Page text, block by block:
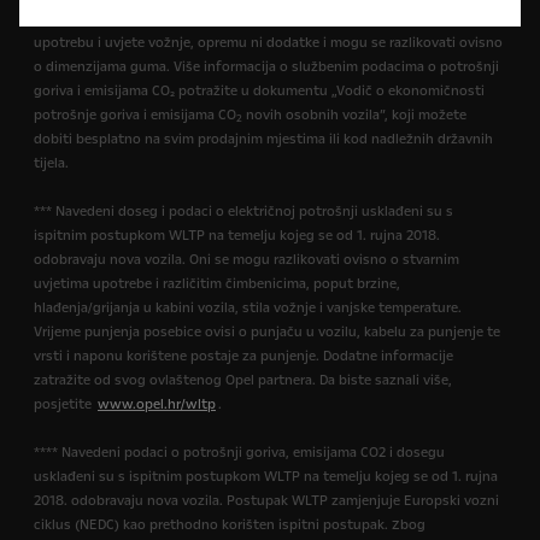
upotrebu i uvjete vožnje, opremu ni dodatke i mogu se razlikovati ovisno
o dimenzijama guma. Više informacija o službenim podacima o potrošnji
goriva i emisijama CO₂ potražite u dokumentu „Vodič o ekonomičnosti
potrošnje goriva i emisijama CO2 novih osobnih vozila”, koji možete
dobiti besplatno na svim prodajnim mjestima ili kod nadležnih državnih
tijela.
*** Navedeni doseg i podaci o električnoj potrošnji usklađeni su s
ispitnim postupkom WLTP na temelju kojeg se od 1. rujna 2018.
odobravaju nova vozila. Oni se mogu razlikovati ovisno o stvarnim
uvjetima upotrebe i različitim čimbenicima, poput brzine,
hlađenja/grijanja u kabini vozila, stila vožnje i vanjske temperature.
Vrijeme punjenja posebice ovisi o punjaču u vozilu, kabelu za punjenje te
vrsti i naponu korištene postaje za punjenje. Dodatne informacije
zatražite od svog ovlaštenog Opel partnera. Da biste saznali više,
posjetite www.opel.hr/wltp .
**** Navedeni podaci o potrošnji goriva, emisijama CO2 i dosegu
usklađeni su s ispitnim postupkom WLTP na temelju kojeg se od 1. rujna
2018. odobravaju nova vozila. Postupak WLTP zamjenjuje Europski vozni
ciklus (NEDC) kao prethodno korišten ispitni postupak. Zbog